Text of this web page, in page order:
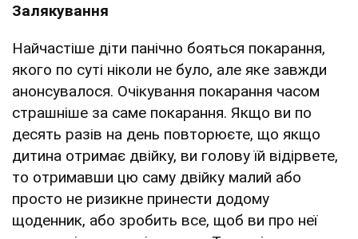
Залякування
Найчастіше діти панічно бояться покарання,
якого по суті ніколи не було, але яке завжди
анонсувалося. Очікування покарання часом
страшніше за саме покарання. Якщо ви по
десять разів на день повторюєте, що якщо
дитина отримає двійку, ви голову їй відірвете,
то отримавши цю саму двійку малий або
просто не ризикне принести додому
щоденник, або зробить все, щоб ви про неї